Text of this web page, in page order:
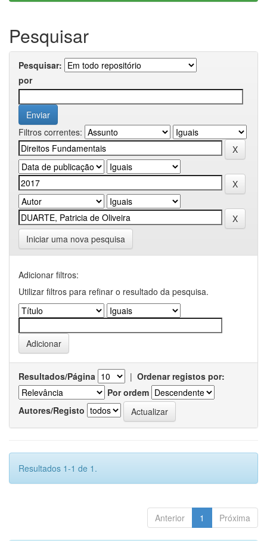
Pesquisar
Pesquisar:
por
Filtros correntes:
Iniciar uma nova pesquisa
Adicionar filtros:
Utilizar filtros para refinar o resultado da pesquisa.
Resultados/Página | Ordenar registos por:
Por ordem
Autores/Registo
Resultados 1-1 de 1.
Anterior 1 Próxima